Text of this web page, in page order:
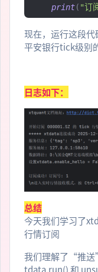
print( "订
现在，运行这段
平安银行tick级别
日志如下：
总结
今天我们学习了
行情订阅
我们理解了“推
tdata.run() 和